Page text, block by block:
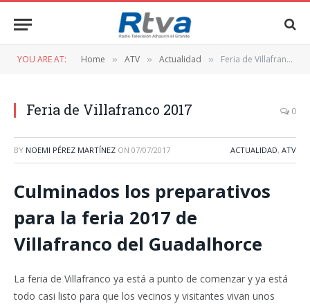
YOU ARE AT: Home » ATV » Actualidad » Feria de Villafranco 2017
Feria de Villafranco 2017 0
BY NOEMI PÉREZ MARTÍNEZ ON 07/07/2017 ACTUALIDAD, ATV
Culminados los preparativos
para la feria 2017 de
Villafranco del Guadalhorce
La feria de Villafranco ya está a punto de comenzar y ya está
todo casi listo para que los vecinos y visitantes vivan unos